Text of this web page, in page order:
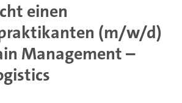
einen
(m/w/d)
Management –